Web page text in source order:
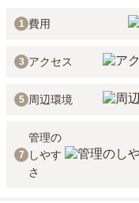
1 費用
3 アクセス
5 周辺環境
7
管理の
しやす
さ